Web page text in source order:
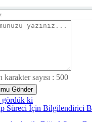
karakter sayısı : 500
gördük ki
Süreci İçin Bilgilendirici